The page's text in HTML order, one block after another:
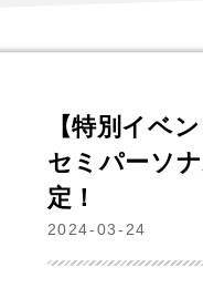
【特別イベ
セミパーソ
定！
2024-03-24